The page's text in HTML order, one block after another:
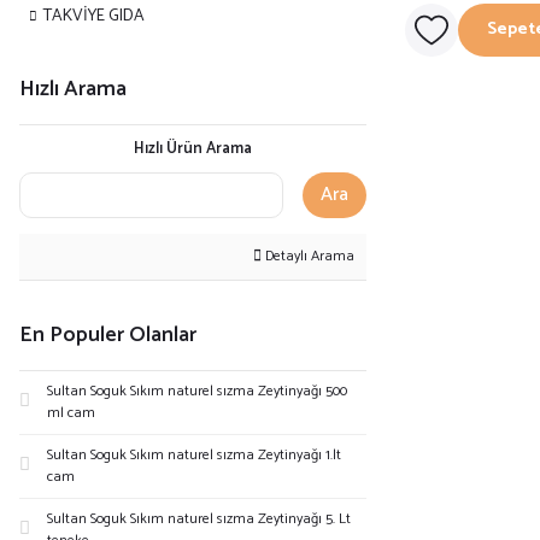
TAKVİYE GIDA
Hızlı Arama
Hızlı Ürün Arama
Ara
Detaylı Arama
En Populer Olanlar
Sultan Soguk Sıkım naturel sızma Zeytinyağı 500
ml cam
Sultan Soguk Sıkım naturel sızma Zeytinyağı 1.lt
cam
Sultan Soguk Sıkım naturel sızma Zeytinyağı 5. Lt